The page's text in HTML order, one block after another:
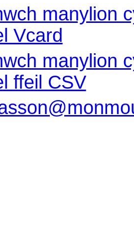
manylion
Vcard
manylion
ffeil CSV